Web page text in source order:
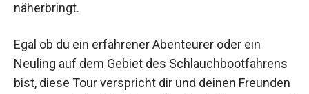
näherbringt.
Egal ob du ein erfahrener Abenteurer oder ein
Neuling auf dem Gebiet des Schlauchbootfahrens
bist, diese Tour verspricht dir und deinen Freunden